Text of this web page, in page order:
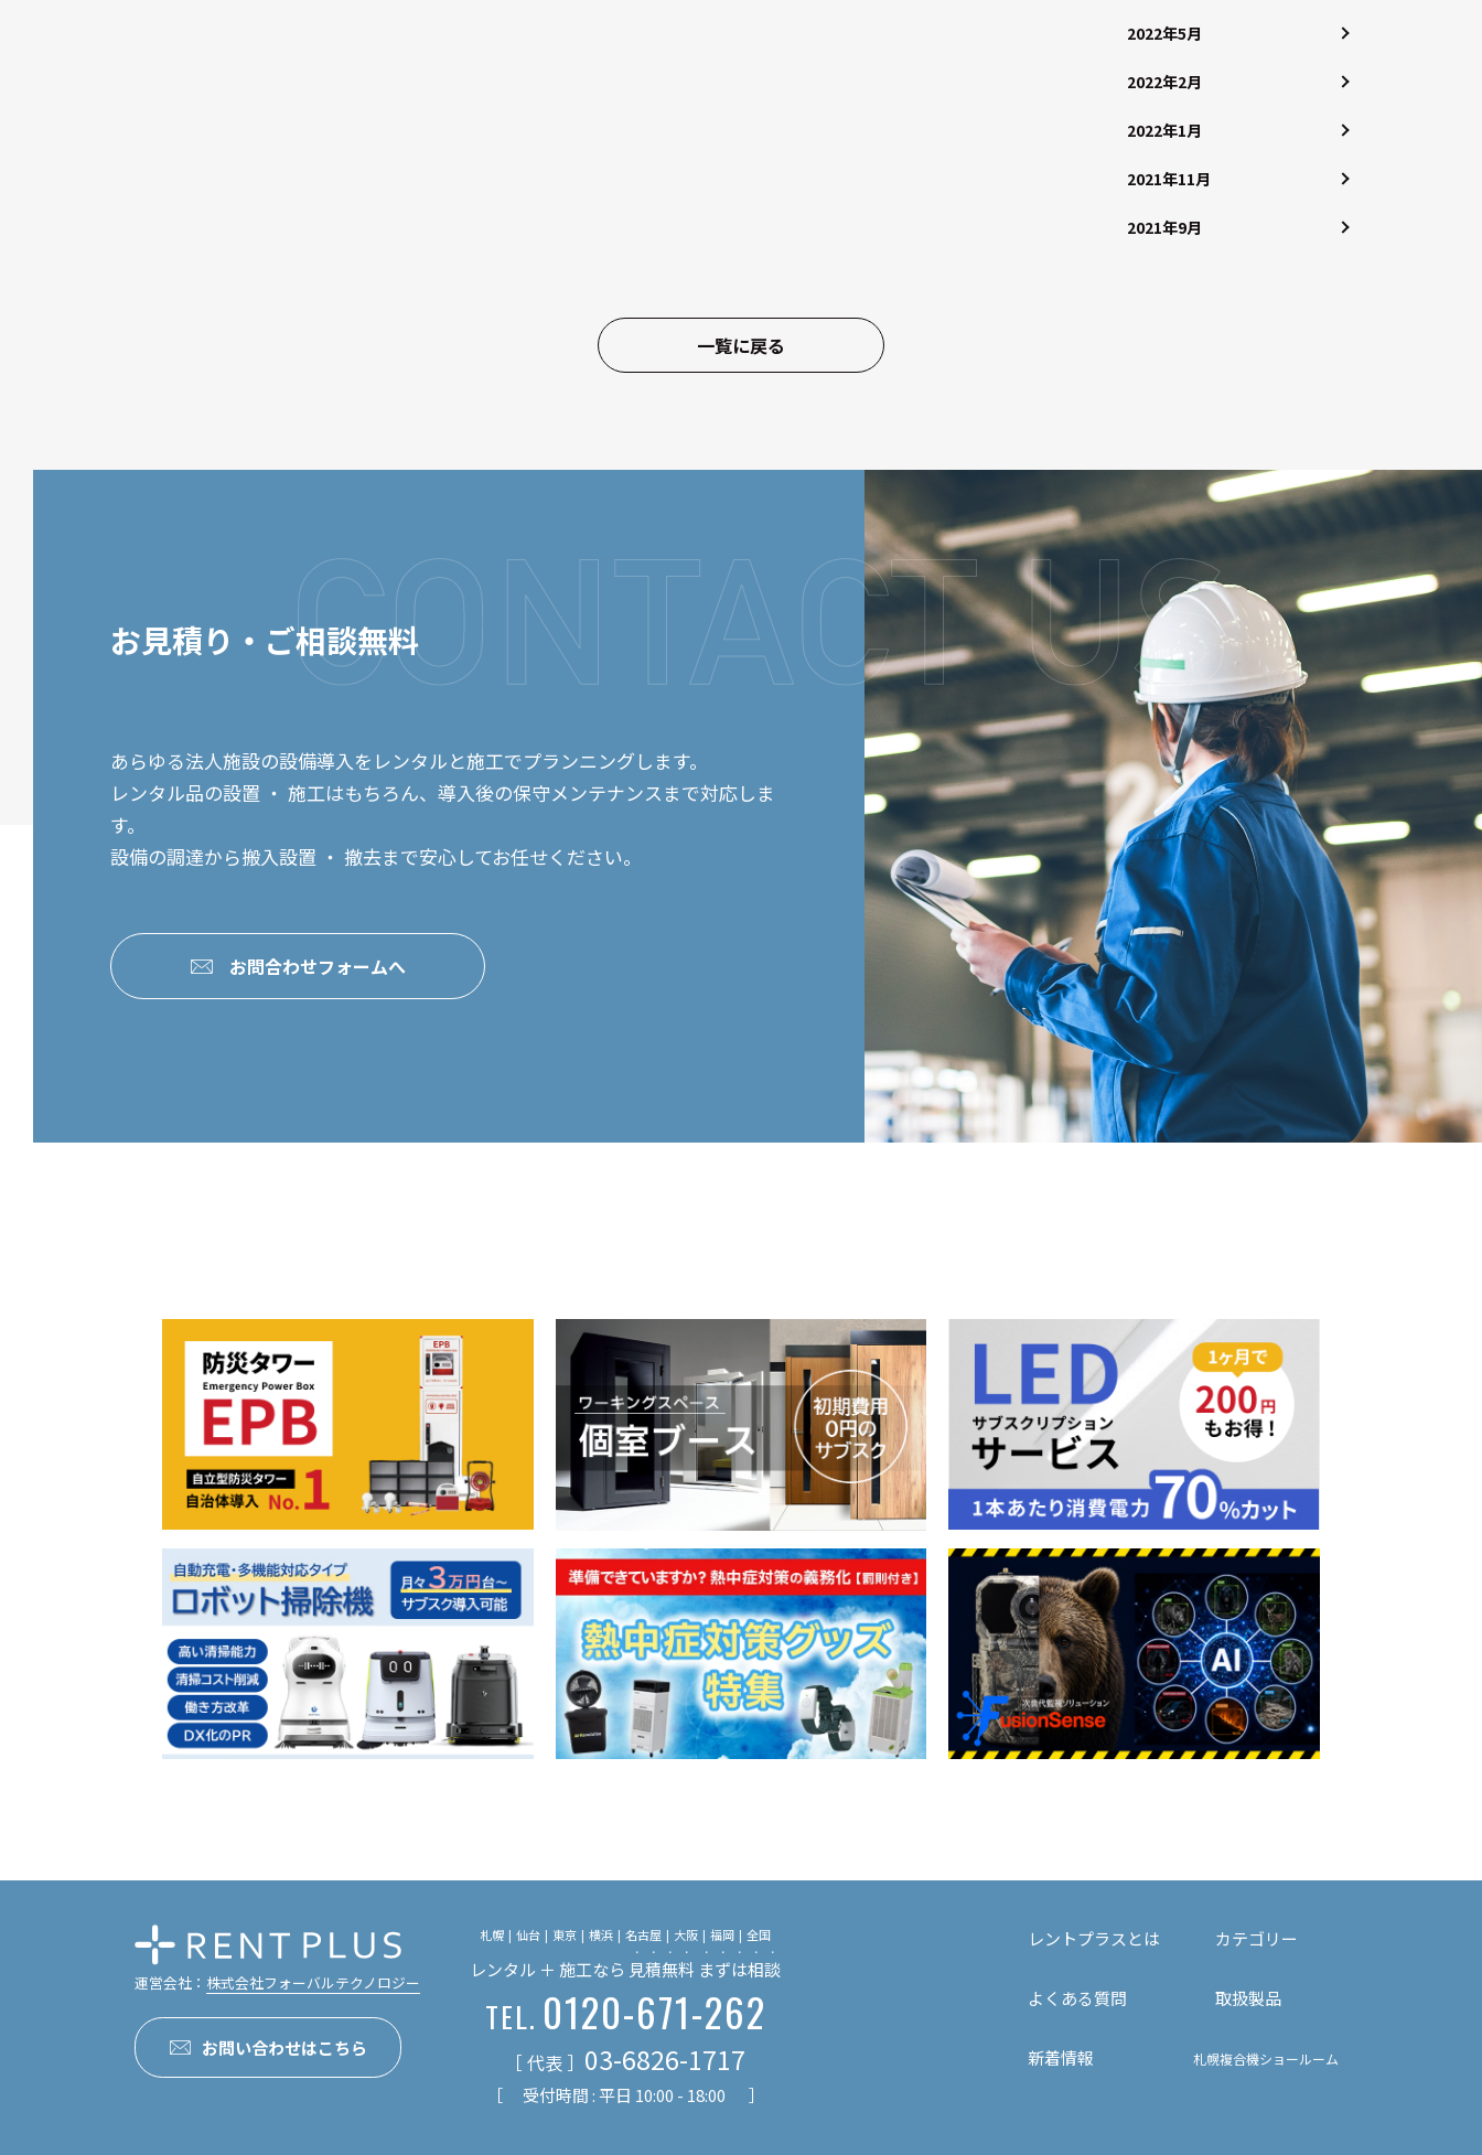
2022年5月
2022年2月
2022年1月
2021年11月
2021年9月
一覧に戻る
お見積り・ご相談無料
あらゆる法人施設の設備導入をレンタルと施工でプランニングします。
レンタル品の設置 ・ 施工はもちろん、導入後の保守メンテナンスまで対応しま
す。
設備の調達から搬入設置 ・ 撤去まで安心してお任せください。
お問合わせフォームへ
運営会社： 株式会社フォーバルテクノロジー
お問い合わせはこちら
札幌 仙台 東京 横浜 名古屋 大阪 福岡 全国
レンタル ＋ 施工なら 見積無料
・・・・
まずは相談
・・・・・
TEL. 0120-671-262
［ 代表 ］ 03-6826-1717
［ 受付時間 : 平日 10:00 - 18:00 ］
レントプラスとは カテゴリー
よくある質問 取扱製品
新着情報 札幌複合機ショールーム